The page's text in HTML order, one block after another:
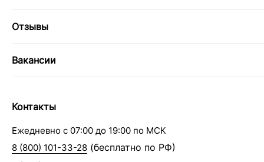
Отзывы
Вакансии
Контакты
Ежедневно с 07:00 до 19:00 по МСК
8 (800) 101-33-28 (бесплатно по РФ)